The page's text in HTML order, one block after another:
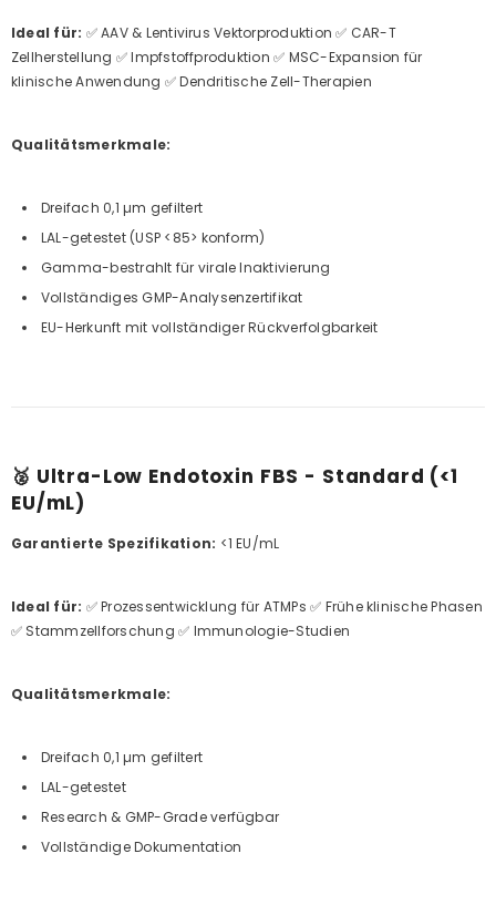
Ideal für: ✅ AAV & Lentivirus Vektorproduktion ✅ CAR-T
Zellherstellung ✅ Impfstoffproduktion ✅ MSC-Expansion für
klinische Anwendung ✅ Dendritische Zell-Therapien
Qualitätsmerkmale:
Dreifach 0,1 µm gefiltert
LAL-getestet (USP <85> konform)
Gamma-bestrahlt für virale Inaktivierung
Vollständiges GMP-Analysenzertifikat
EU-Herkunft mit vollständiger Rückverfolgbarkeit
🥈 Ultra-Low Endotoxin FBS - Standard (<1
EU/mL)
Garantierte Spezifikation: <1 EU/mL
Ideal für: ✅ Prozessentwicklung für ATMPs ✅ Frühe klinische Phasen
✅ Stammzellforschung ✅ Immunologie-Studien
Qualitätsmerkmale:
Dreifach 0,1 µm gefiltert
LAL-getestet
Research & GMP-Grade verfügbar
Vollständige Dokumentation